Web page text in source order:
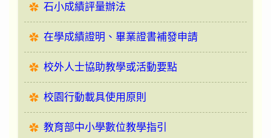
石小成績評量辦法
在學成績證明、畢業證書補發申請
校外人士協助教學或活動要點
校園行動載具使用原則
教育部中小學數位教學指引